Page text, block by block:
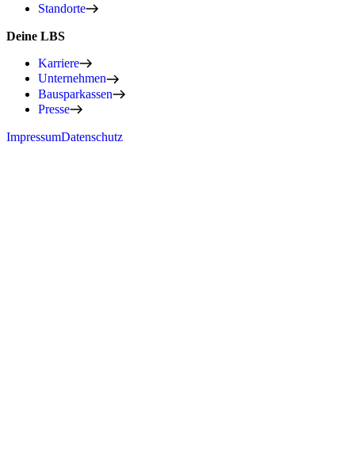
Standorte
Deine LBS
Karriere
Unternehmen
Bausparkassen
Presse
ImpressumDatenschutz